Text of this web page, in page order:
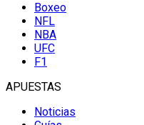
Boxeo
NFL
NBA
UFC
F1
APUESTAS
Noticias